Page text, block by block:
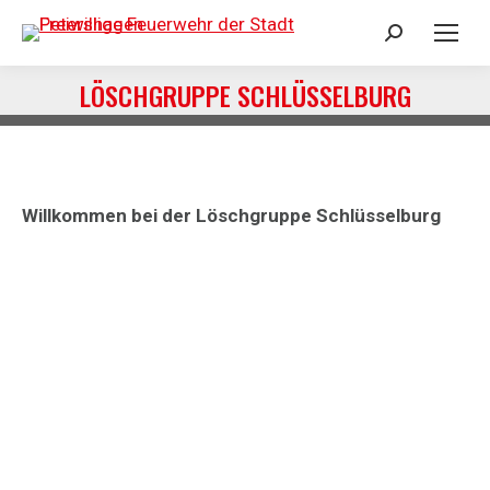
Search:
LÖSCHGRUPPE SCHLÜSSELBURG
Sie befinden sich hier:
Willkommen bei der Löschgruppe Schlüsselburg